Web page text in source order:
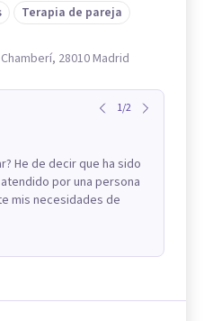
Terapia de pareja
28010 Madrid
1/2
He de decir que ha sido
por una persona
mis necesidades de